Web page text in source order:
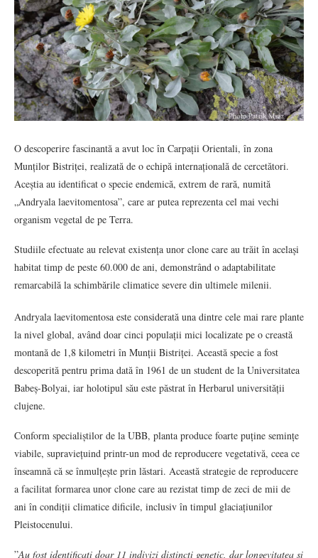
O descoperire fascinantă a avut loc în Carpații Orientali, în zona
Munților Bistriței, realizată de o echipă internațională de cercetători.
Aceștia au identificat o specie endemică, extrem de rară, numită
„Andryala laevitomentosa”, care ar putea reprezenta cel mai vechi
organism vegetal de pe Terra.
Studiile efectuate au relevat existența unor clone care au trăit în același
habitat timp de peste 60.000 de ani, demonstrând o adaptabilitate
remarcabilă la schimbările climatice severe din ultimele milenii.
Andryala laevitomentosa este considerată una dintre cele mai rare plante
la nivel global, având doar cinci populații mici localizate pe o creastă
montană de 1,8 kilometri în Munții Bistriței. Această specie a fost
descoperită pentru prima dată în 1961 de un student de la Universitatea
Babeș-Bolyai, iar holotipul său este păstrat în Herbarul universității
clujene.
Conform specialiștilor de la UBB, planta produce foarte puține semințe
viabile, supraviețuind printr-un mod de reproducere vegetativă, ceea ce
înseamnă că se înmulțește prin lăstari. Această strategie de reproducere
a facilitat formarea unor clone care au rezistat timp de zeci de mii de
ani în condiții climatice dificile, inclusiv în timpul glaciațiunilor
Pleistocenului.
”Au fost identificați doar 11 indivizi distincți genetic, dar longevitatea și